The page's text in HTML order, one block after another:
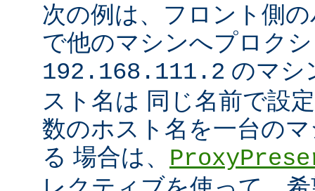
次の例は、フロント側
で他のマシンへプロク
192.168.111.2 のマシ
スト名は 同じ名前で設
数のホスト名を一台の
る 場合は、